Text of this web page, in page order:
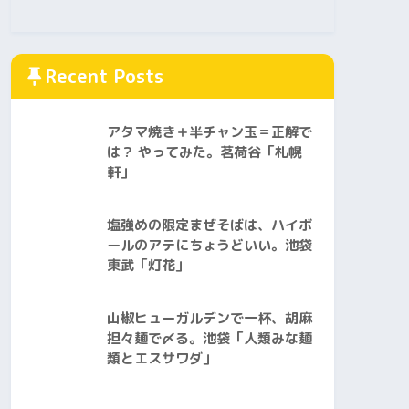
Recent Posts
アタマ焼き＋半チャン玉＝正解で
は？ やってみた。茗荷谷「札幌
軒」
塩強めの限定まぜそばは、ハイボ
ールのアテにちょうどいい。池袋
東武「灯花」
山椒ヒューガルデンで一杯、胡麻
担々麺で〆る。池袋「人類みな麺
類とエスサワダ」